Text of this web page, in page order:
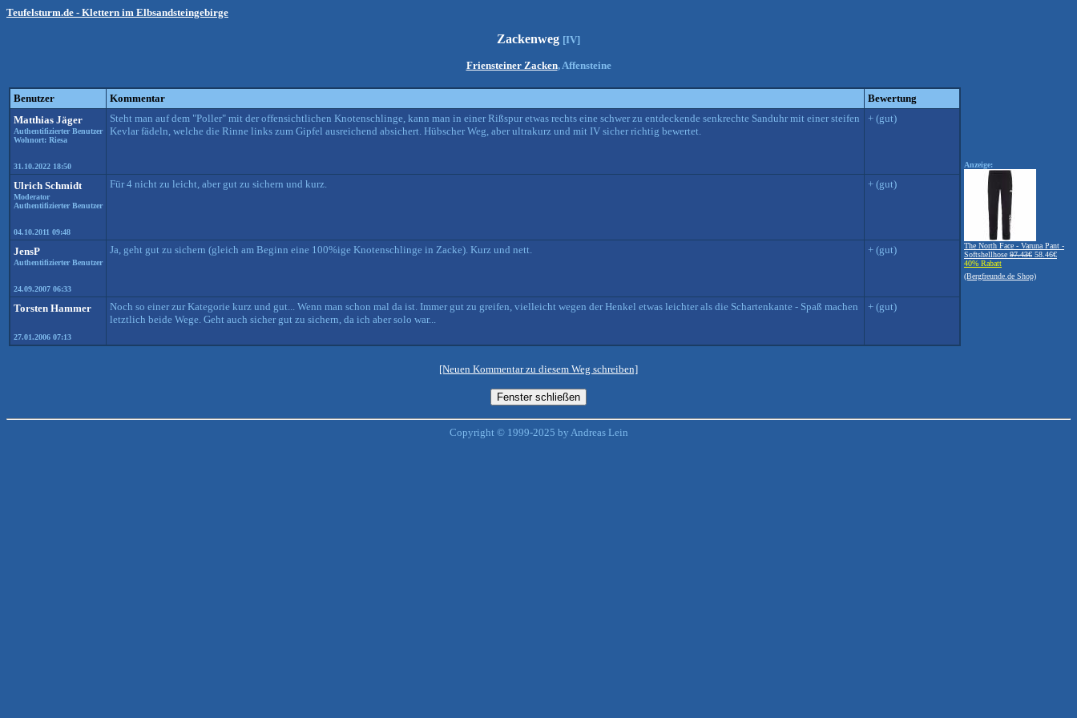
Teufelsturm.de - Klettern im Elbsandsteingebirge
Zackenweg [IV]
Friensteiner Zacken, Affensteine
Benutzer Kommentar
Bewertung
Matthias Jäger
Authentifizierter Benutzer
Wohnort: Riesa
31.10.2022 18:50
Steht man auf dem "Poller" mit der offensichtlichen Knotenschlinge, kann man in einer Rißspur etwas rechts eine schwer zu entdeckende senkrechte Sanduhr mit einer steifen
Kevlar fädeln, welche die Rinne links zum Gipfel ausreichend absichert. Hübscher Weg, aber ultrakurz und mit IV sicher richtig bewertet.
+ (gut)
Ulrich Schmidt
Moderator
Authentifizierter Benutzer
04.10.2011 09:48
Für 4 nicht zu leicht, aber gut zu sichern und kurz. + (gut)
JensP
Authentifizierter Benutzer
24.09.2007 06:33
Ja, geht gut zu sichern (gleich am Beginn eine 100%ige Knotenschlinge in Zacke). Kurz und nett. + (gut)
Torsten Hammer
27.01.2006 07:13
Noch so einer zur Kategorie kurz und gut... Wenn man schon mal da ist. Immer gut zu greifen, vielleicht wegen der Henkel etwas leichter als die Schartenkante - Spaß machen
letztlich beide Wege. Geht auch sicher gut zu sichern, da ich aber solo war...
+ (gut)
Anzeige:
The North Face - Varuna Pant -
Softshellhose 97.43€ 58.46€
40% Rabatt
(Bergfreunde.de Shop)
[Neuen Kommentar zu diesem Weg schreiben]
Copyright © 1999-2025 by Andreas Lein